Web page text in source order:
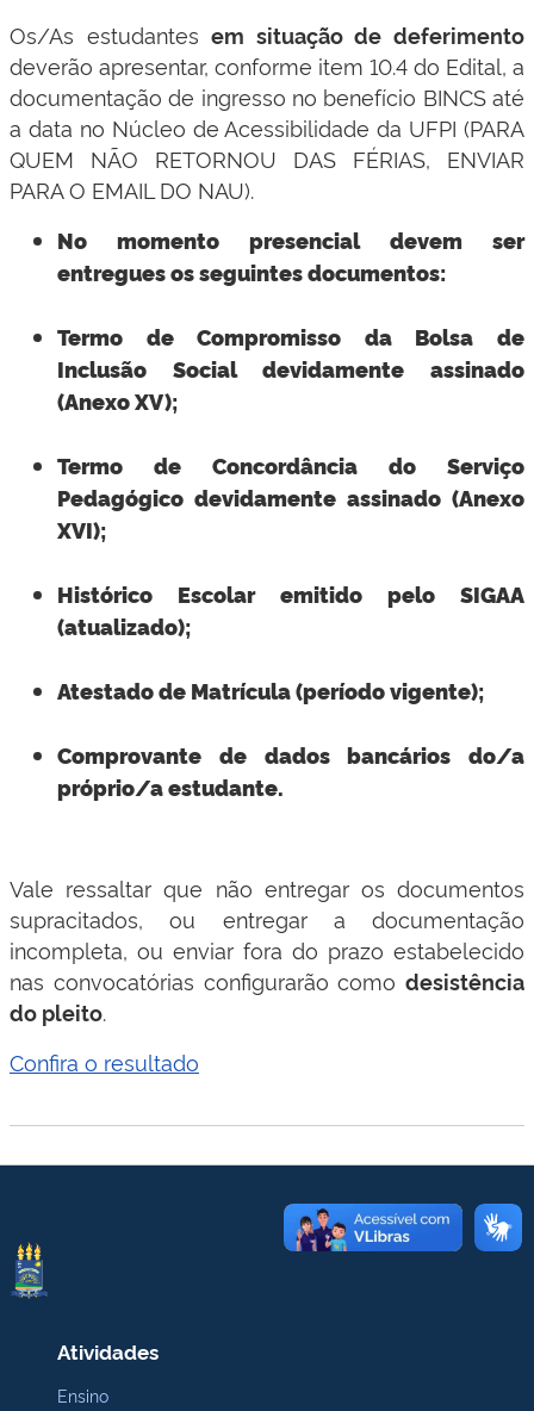
Os/As estudantesem situação de deferimento
deverão apresentar, conforme item 10.4 do Edital, a
documentação de ingresso no benefício BINCS até
a data no Núcleo de Acessibilidade da UFPI (PARA
QUEM NÃO RETORNOU DAS FÉRIAS, ENVIAR
PARA O EMAIL DO NAU).
No momento presencial devem ser
entregues os seguintes documentos:
Termo de Compromisso da Bolsa de
Inclusão Social devidamente assinado
(Anexo XV);
Termo de Concordância do Serviço
Pedagógico devidamente assinado (Anexo
XVI);
Histórico Escolar emitido pelo SIGAA
(atualizado);
Atestado de Matrícula (período vigente);
Comprovante de dados bancários do/a
próprio/a estudante.
Vale ressaltar que não entregar os documentos
supracitados, ou entregar a documentação
incompleta, ou enviar fora do prazo estabelecido
nas convocatórias configurarão como desistência
do pleito.
Confira o resultado
Atividades
Ensino